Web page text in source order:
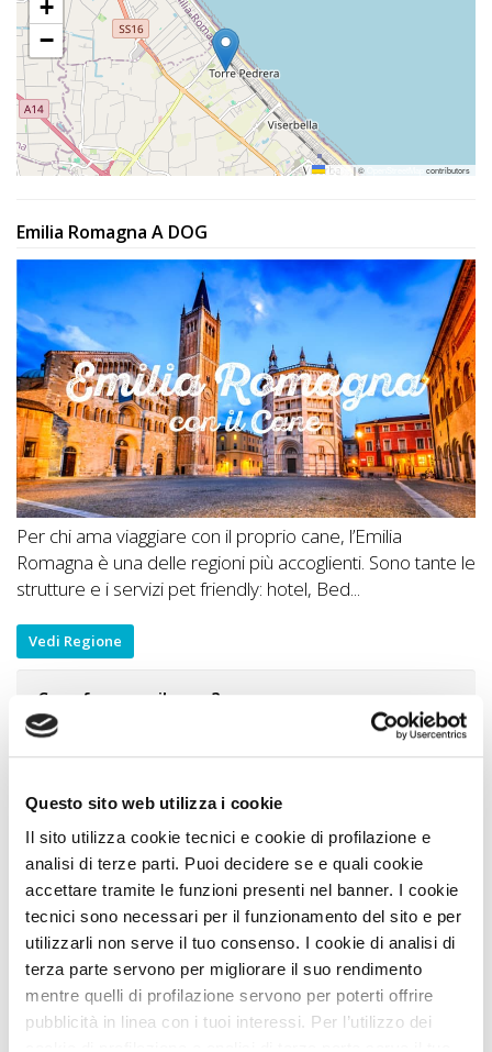
Questo sito web utilizza i cookie
Il sito utilizza cookie tecnici e cookie di profilazione e
analisi di terze parti. Puoi decidere se e quali cookie
accettare tramite le funzioni presenti nel banner. I cookie
tecnici sono necessari per il funzionamento del sito e per
utilizzarli non serve il tuo consenso. I cookie di analisi di
terza parte servono per migliorare il suo rendimento
mentre quelli di profilazione servono per poterti offrire
pubblicità in linea con i tuoi interessi. Per l’utilizzo dei
+
−
Leaflet |© contributors
Emilia Romagna A DOG
Per chi ama viaggiare con il proprio cane, l’Emilia
Romagna è una delle regioni più accoglienti. Sono tante le
strutture e i servizi pet friendly: hotel, Bed...
Vedi Regione
Cosa fare con il cane?
Idee di Viaggio A DOG
Scopri l'Italia in Miniatura con il cane1 Km
Divertimento all’Italia in miniatura e Fiabilandia con
Rimini, l’Acquario Leoni Marini di Rimini ed il
Rivergreen Golf con il cane 6 Km
La Settimana della Micizia 10 Km
Museo dell’Aviazione di Rimini con il cane12 Km
Vedi tutti